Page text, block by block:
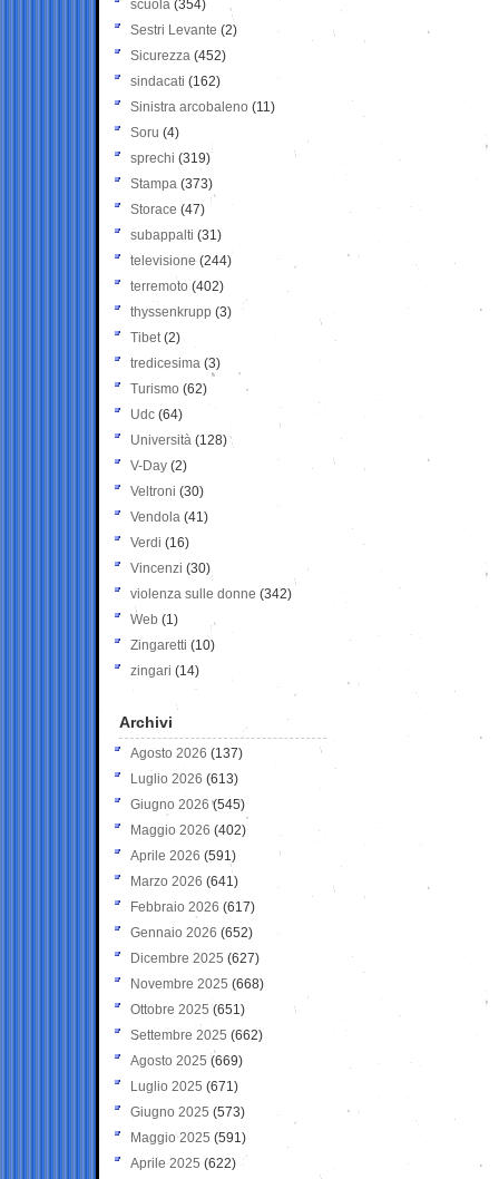
scuola (354)
Sestri Levante (2)
Sicurezza (452)
sindacati (162)
Sinistra arcobaleno (11)
Soru (4)
sprechi (319)
Stampa (373)
Storace (47)
subappalti (31)
televisione(244)
terremoto (402)
thyssenkrupp (3)
Tibet(2)
tredicesima (3)
Turismo (62)
Udc (64)
Università (128)
V-Day (2)
Veltroni (30)
Vendola (41)
Verdi (16)
Vincenzi (30)
violenza sulle donne (342)
Web (1)
Zingaretti (10)
zingari (14)
Archivi
Agosto 2026 (137)
Luglio 2026 (613)
Giugno 2026 (545)
Maggio 2026 (402)
Aprile 2026 (591)
Marzo 2026 (641)
Febbraio 2026 (617)
Gennaio 2026 (652)
Dicembre 2025 (627)
Novembre 2025 (668)
Ottobre 2025 (651)
Settembre 2025 (662)
Agosto 2025 (669)
Luglio 2025 (671)
Giugno 2025 (573)
Maggio 2025 (591)
Aprile 2025 (622)